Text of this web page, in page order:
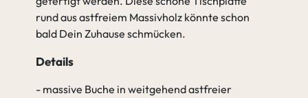
rund aus astfreiem Massivholz könnte schon
bald Dein Zuhause schmücken.
Details
- massive Buche in weitgehend astfreier